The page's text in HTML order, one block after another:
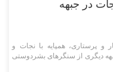
در جبهه
پرستاری، همپایه با نجات و
دیگری از سنگر‌های بشردوستی